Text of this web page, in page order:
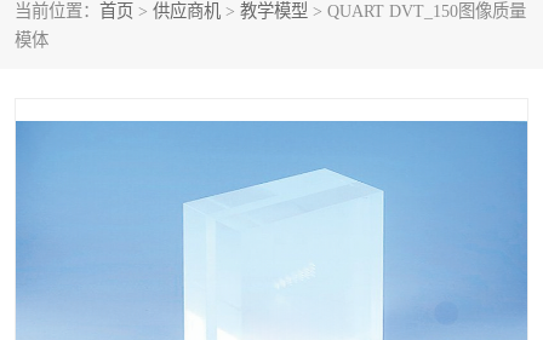
当前位置： 首页 > 供应商机 > 教学模型 > QUART DVT_150图像质量
模体
X射线检测仪 声功率计
X射线分析仪